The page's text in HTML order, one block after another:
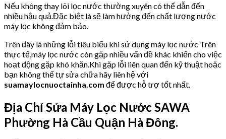
Nếu không thay lõi lọc nước thường xuyên có thể dẫn đến
nhiều hậu quả.Đặc biệt là sẽ làm hưởng đến chất lượng nước
máy lọc không đảm bảo.
Trên đây là những lỗi tiêu biểu khi sử dụng máy lọc nước Trên
thực tế,máy lọc nước còn gặp nhiều vấn đề khác khiến cho việc
hoạt động gặp khó khăn.Khi gặp lỗi liên quan đến kỹ thuật hoặc
bạn không thể tự sửa chữa hãy liên hệ với
suamaylocnuoctainha.com để được hỗ trợ tốt nhất.
Địa Chỉ Sửa Máy Lọc Nước SAWA
Phường Hà Cầu Quận Hà Đông.